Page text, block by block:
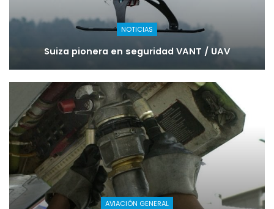
NOTICIAS
Suiza pionera en seguridad VANT / UAV
AVIACIÓN GENERAL